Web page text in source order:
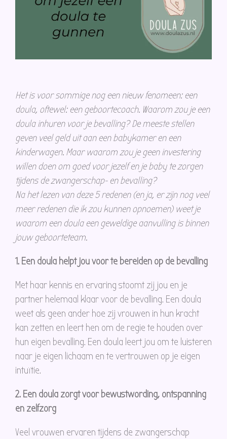
Het is voor sommige nog een nieuw fenomeen: een
doula, oftewel: een geboortecoach. Waarom zou je een
doula inhuren voor je bevalling? De meeste stellen
geven veel geld uit aan een babykamer en een
kinderwagen. Maar waarom zou je geen investering
willen doen om goed voor jezelf en je baby te zorgen
tijdens de zwangerschap- en bevalling?
Na het lezen van deze 5 redenen (en ja, er zijn nog veel
meer redenen die ik zou kunnen opnoemen) weet je
waarom een doula een geweldige aanvulling is binnen
jouw geboorteteam.
1. Een doula helpt jou voor te bereiden op de bevalling
Met haar kennis en ervaring stoomt zij jou en je
partner helemaal klaar voor de bevalling. Een doula
weet als geen ander hoe zij vrouwen in hun kracht
kan zetten en leert hen om de regie te houden over
hun eigen bevalling. Een doula leert jou om te luisteren
naar je eigen lichaam en te vertrouwen op je eigen
intuïtie.
2. Een doula zorgt voor bewustwording, ontspanning
en zelfzorg
Veel vrouwen ervaren tijdens de zwangerschap